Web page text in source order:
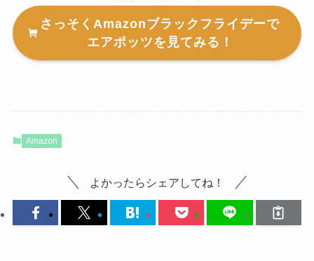
さっそくAmazonブラックフライデーで
エアポッツを見てみる！
Amazon
よかったらシェアしてね！